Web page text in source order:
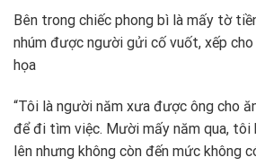
Bên trong chiếc phong bì là mấy tờ
nhúm được người gửi cố vuốt, xếp cho
họa
“Tôi là người năm xưa được ông cho
để đi tìm việc. Mười mấy năm qua, tôi
lên nhưng không còn đến mức không